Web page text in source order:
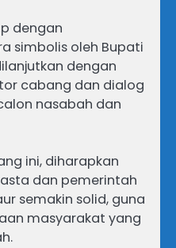
dengan
simbolis oleh Bupati
dengan
cabang dan dialog
nasabah dan
ini, diharapkan
dan pemerintah
semakin solid, guna
masyarakat yang